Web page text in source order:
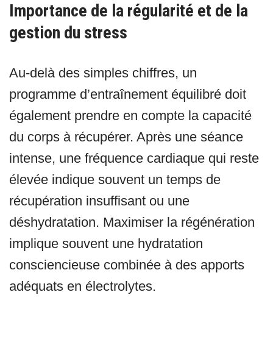
Importance de la régularité et de la
gestion du stress
Au-delà des simples chiffres, un
programme d’entraînement équilibré doit
également prendre en compte la capacité
du corps à récupérer. Après une séance
intense, une fréquence cardiaque qui reste
élevée indique souvent un temps de
récupération insuffisant ou une
déshydratation. Maximiser la régénération
implique souvent une hydratation
consciencieuse combinée à des apports
adéquats en électrolytes.